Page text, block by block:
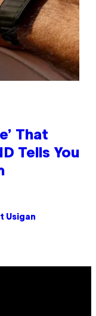
That
Tells You
Usigan